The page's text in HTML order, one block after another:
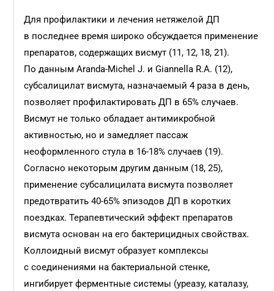
Для профилактики и лечения нетяжелой ДП
в последнее время широко обсуждается применение
препаратов, содержащих висмут (11, 12, 18, 21).
По данным Aranda-Michel J. и Giannella R.A. (12),
субсалицилат висмута, назначаемый 4 раза в день,
позволяет профилактировать ДП в 65% случаев.
Висмут не только обладает антимикробной
активностью, но и замедляет пассаж
неоформленного стула в 16-18% случаев (19).
Согласно некоторым другим данным (18, 25),
применение субсалицилата висмута позволяет
предотвратить 40-65% эпизодов ДП в коротких
поездках. Терапевтический эффект препаратов
висмута основан на его бактерицидных свойствах.
Коллоидный висмут образует комплексы
с соединениями на бактериальной стенке,
ингибирует ферментные системы (уреазу, каталазу,